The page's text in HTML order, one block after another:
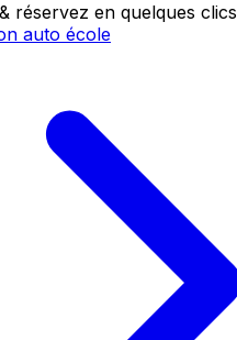
réservez en quelques clics
auto école